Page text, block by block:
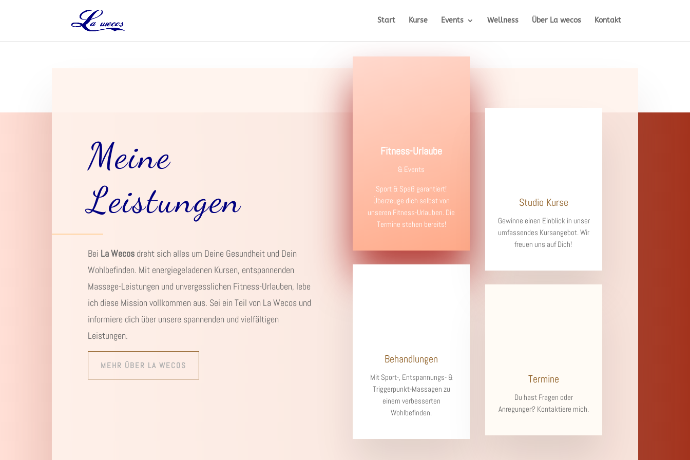
Start Kurse Events Wellness Über La wecos Kontakt
Meine
Leistungen
Bei La Wecosdreht sich alles um Deine Gesundheit und Dein
Wohlbefinden. Mit energiegeladenen Kursen, entspannenden
Massege-Leistungen und unvergesslichen Fitness-Urlauben, lebe
ich diese Mission vollkommen aus. Sei ein Teil von La Wecos und
informiere dich über unsere spannenden und vielfältigen
Leistungen.
MEHR ÜBER LA WECOS
Fitness-Urlaube
& Events
Sport & Spaß garantiert!
Überzeuge dich selbst von
unseren Fitness-Urlauben. Die
Termine stehen bereits!
Behandlungen
Mit Sport-, Entspannungs- &
Triggerpunkt-Massagen zu
einem verbesserten
Wohlbefinden.
Studio Kurse
Gewinne einen Einblick in unser
umfassendes Kursangebot. Wir
freuen uns auf Dich!
Termine
Du hast Fragen oder
Anregungen? Kontaktiere mich.